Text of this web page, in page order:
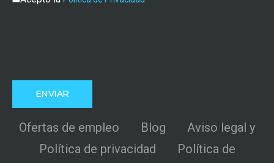
Ofertas de empleo Blog
Aviso legal y
Política de privacidad
Política de